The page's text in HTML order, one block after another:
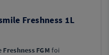
Freshness 1L
FGM foi